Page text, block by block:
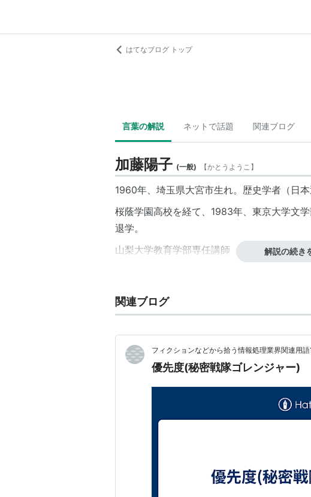
はてなブログ トップ
言葉の解説 ネットで話題 関連ブログ
加藤陽子 (一般) 【かとうようこ 】
1960年、埼玉県大宮市生れ。歴史学者（日
桜蔭学園高校を経て、1983年、東京大学文
退学。
山梨大学教育学部専任講師（1989年）、同
レクション、
単著
『模索する1930年代―日米関係と陸軍中
徴兵制と近代日本 1868‐1945 』(1996年)
戦争の論理―日露戦争から太平洋戦争
戦争を読む
解説の続き
関連ブログ
フィクションなどから拾う情報処理業界関連用
優先度(秘密戦隊ゴレンジャー)